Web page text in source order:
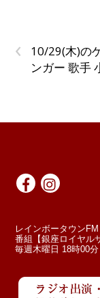
‹
10/29(木)の
ンガー 歌手
レインボータウン
番組【銀座ロイヤル
毎週木曜日 18時00